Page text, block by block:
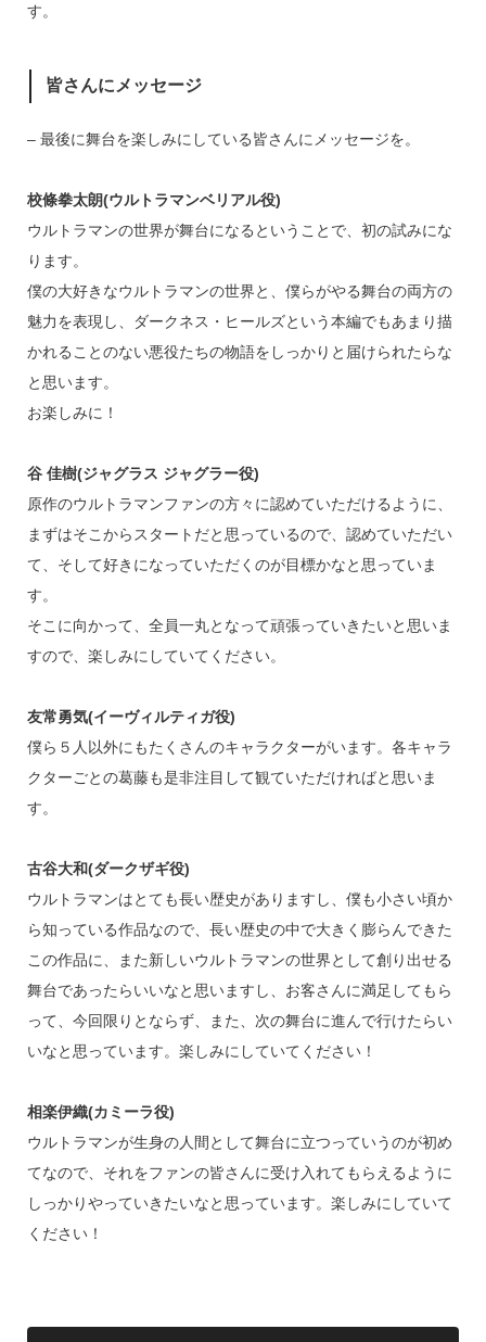
す。
皆さんにメッセージ
– 最後に舞台を楽しみにしている皆さんにメッセージを。
校條拳太朗(ウルトラマンベリアル役)
ウルトラマンの世界が舞台になるということで、初の試みにな
ります。
僕の大好きなウルトラマンの世界と、僕らがやる舞台の両方の
魅力を表現し、ダークネス・ヒールズという本編でもあまり描
かれることのない悪役たちの物語をしっかりと届けられたらな
と思います。
お楽しみに！
谷 佳樹(ジャグラス ジャグラー役)
原作のウルトラマンファンの方々に認めていただけるように、
まずはそこからスタートだと思っているので、認めていただい
て、そして好きになっていただくのが目標かなと思っていま
す。
そこに向かって、全員一丸となって頑張っていきたいと思いま
すので、楽しみにしていてください。
友常勇気(イーヴィルティガ役)
僕ら５人以外にもたくさんのキャラクターがいます。各キャラ
クターごとの葛藤も是非注目して観ていただければと思いま
す。
古谷大和(ダークザギ役)
ウルトラマンはとても長い歴史がありますし、僕も小さい頃か
ら知っている作品なので、長い歴史の中で大きく膨らんできた
この作品に、また新しいウルトラマンの世界として創り出せる
舞台であったらいいなと思いますし、お客さんに満足してもら
って、今回限りとならず、また、次の舞台に進んで行けたらい
いなと思っています。楽しみにしていてください！
相楽伊織(カミーラ役)
ウルトラマンが生身の人間として舞台に立つっていうのが初め
てなので、それをファンの皆さんに受け入れてもらえるように
しっかりやっていきたいなと思っています。楽しみにしていて
ください！